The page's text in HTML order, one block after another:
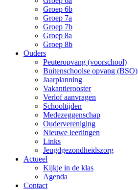
Groep 6b
Groep 7a
Groep 7b
Groep 8a
Groep 8b
Ouders
Peuteropvang (voorschool)
Buitenschoolse opvang (BSO)
Jaarplanning
Vakantierooster
Verlof aanvragen
Schooltijden
Medezeggenschap
Oudervereniging
Nieuwe leerlingen
Links
Jeugdgezondheidszorg
Actueel
Kijkje in de klas
Agenda
Contact